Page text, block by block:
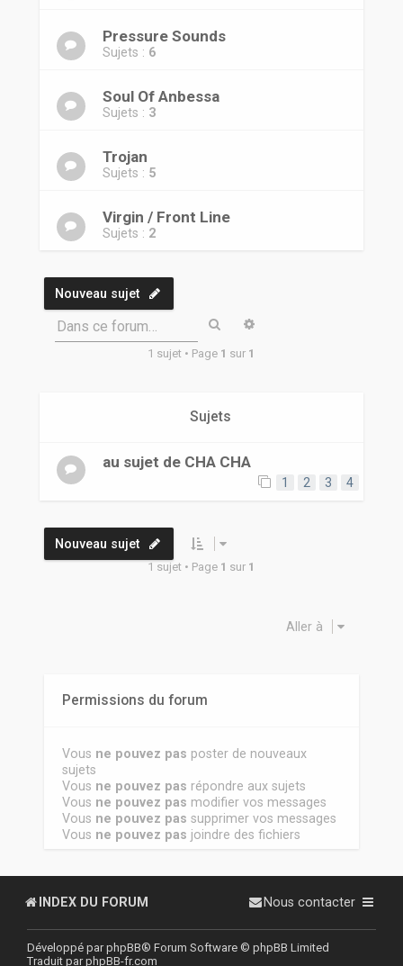
Pressure Sounds
Sujets : 6
Soul Of Anbessa
Sujets : 3
Trojan
Sujets : 5
Virgin / Front Line
Sujets : 2
Nouveau sujet
Dans ce forum… Rechercher
1 sujet • Page 1 sur 1
Sujets
au sujet de CHA CHA
1 2 3 4
Nouveau sujet
1 sujet • Page 1 sur 1
Aller à
Permissions du forum
Vous ne pouvez pas poster de nouveaux
sujets
Vous ne pouvez pas répondre aux sujets
Vous ne pouvez pas modifier vos messages
Vous ne pouvez pas supprimer vos messages
Vous ne pouvez pas joindre des fichiers
INDEX DU FORUM Nous contacter
Développé parphpBB® Forum Software © phpBB Limited
Traduit parphpBB-fr.com